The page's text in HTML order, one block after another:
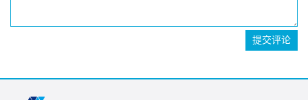
提交评论